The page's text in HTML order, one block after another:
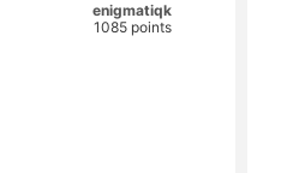
enigmatiqk
1085 points